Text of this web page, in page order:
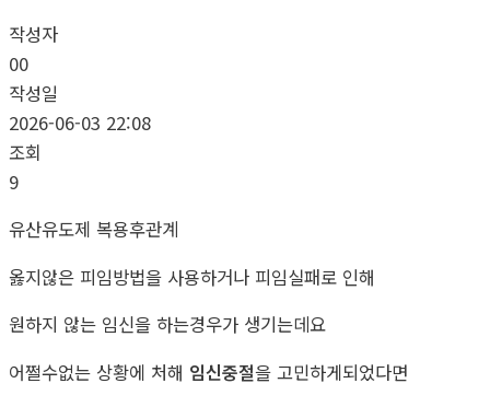
작성자
00
작성일
2026-06-03 22:08
조회
9
유산유도제 복용후관계
옳지않은 피임방법을 사용하거나 피임실패로 인해
원하지 않는 임신을 하는경우가 생기는데요
어쩔수없는 상황에 처해 임신중절을 고민하게되었다면